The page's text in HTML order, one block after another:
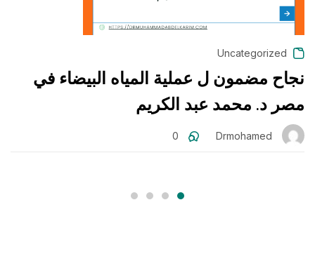
Uncategorized
نجاح مضمون ل عملية المياه البيضاء في
مصر د. محمد عبد الكريم
Drmohamed
0